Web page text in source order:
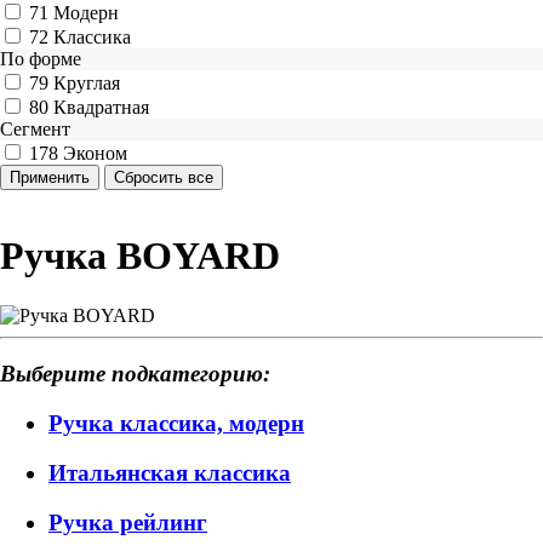
71 Модерн
72 Классика
По форме
79 Круглая
80 Квадратная
Сегмент
178 Эконом
Ручка BOYARD
Выберите подкатегорию:
Ручка классика, модерн
Итальянская классика
Ручка рейлинг